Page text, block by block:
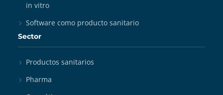
in vitro
Software como producto sanitario
Sector
Productos sanitarios
Pharma